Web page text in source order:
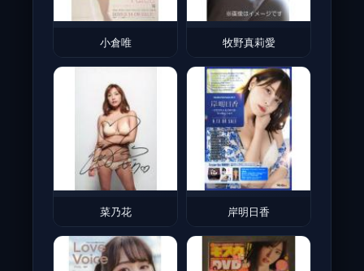
小倉唯 牧野真莉愛
菜乃花 岸明日香